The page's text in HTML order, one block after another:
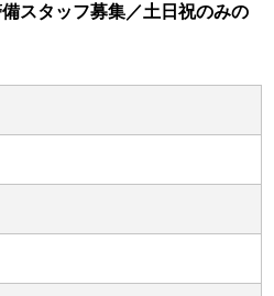
以内スタッフ募集／土日祝のみの